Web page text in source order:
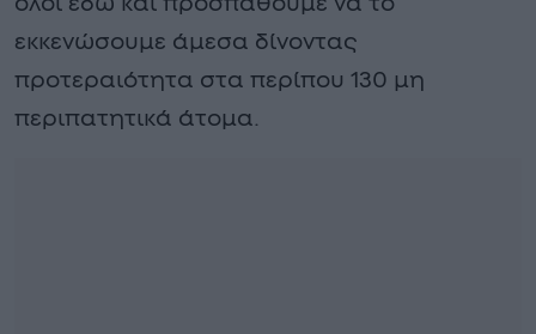
εκκενώσουμε άμεσα δίνοντας
προτεραιότητα στα περίπου 130 μη
περιπατητικά άτομα.